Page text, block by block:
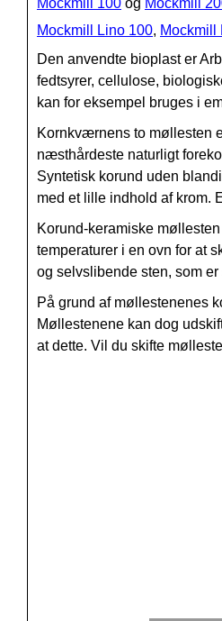
Mockmill 100 og Mockmill
Mockmill Lino 100, Mockmill
Den anvendte bioplast er
fedtsyrer, cellulose,
kan for eksempel bruges i
Kornkværnens to møllesten
næsthårdeste naturligt
Syntetisk korund uden
med et lille indhold af krom.
Korund-keramiske
temperaturer i en ovn for at
og selvslibende sten, som
På grund af møllestenenes
Møllestenene kan dog
at dette. Vil du skifte